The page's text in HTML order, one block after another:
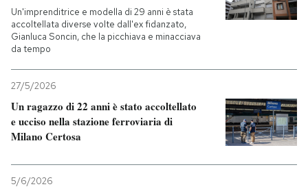
Un'imprenditrice e modella di 29 anni è stata
accoltellata diverse volte dall'ex fidanzato,
Gianluca Soncin, che la picchiava e minacciava
da tempo
27/5/2026
Un ragazzo di 22 anni è stato accoltellato
e ucciso nella stazione ferroviaria di
Milano Certosa
5/6/2026